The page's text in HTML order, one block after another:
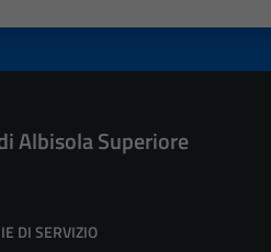
Albisola Superiore
DI SERVIZIO